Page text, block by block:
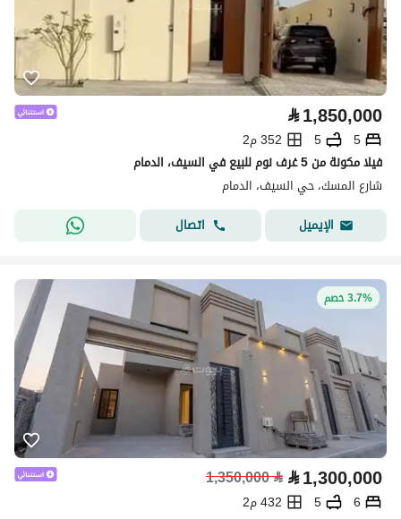
⃁1,850,000
5
5
352 م2
فيلا مكونة من 5 غرف نوم للبيع في السيف، الدمام
شارع المسك، حي السيف، الدمام
الإيميل
اتصال
3.7% خصم
⃁1,300,000
⃁
1,350,000
6
5
432 م2